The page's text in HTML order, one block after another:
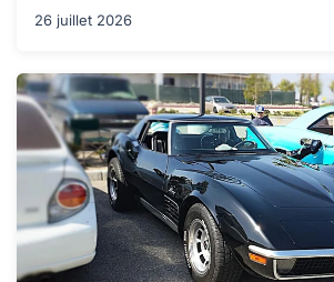
26 juillet 2026